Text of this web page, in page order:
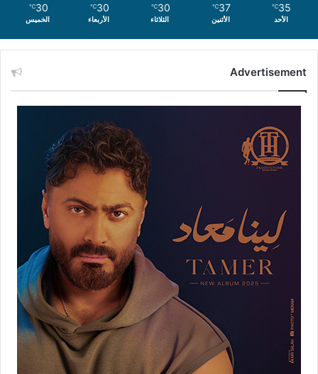
35
℃
الأحد
37
℃
الأثنين
30
℃
الثلاثاء
30
℃
الأربعاء
30
℃
الخميس
Advertisement